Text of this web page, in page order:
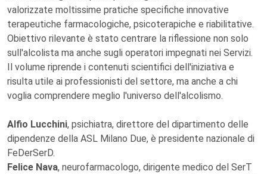
valorizzate moltissime pratiche specifiche innovative
terapeutiche farmacologiche, psicoterapiche e riabilitative.
Obiettivo rilevante è stato centrare la riflessione non solo
sull'alcolista ma anche sugli operatori impegnati nei Servizi.
Il volume riprende i contenuti scientifici dell'iniziativa e
risulta utile ai professionisti del settore, ma anche a chi
voglia comprendere meglio l'universo dell'alcolismo.
Alfio Lucchini, psichiatra, direttore del dipartimento delle
dipendenze della ASL Milano Due, è presidente nazionale di
FeDerSerD.
Felice Nava, neurofarmacologo, dirigente medico del SerT